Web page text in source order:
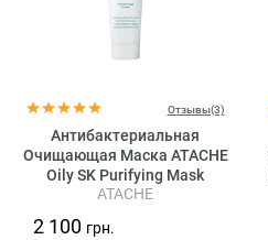
Отзывы(3)
Антибактериальная
Очищающая Маска ATACHE
Oily SK Purifying Mask
ATACHE
2 100 грн.